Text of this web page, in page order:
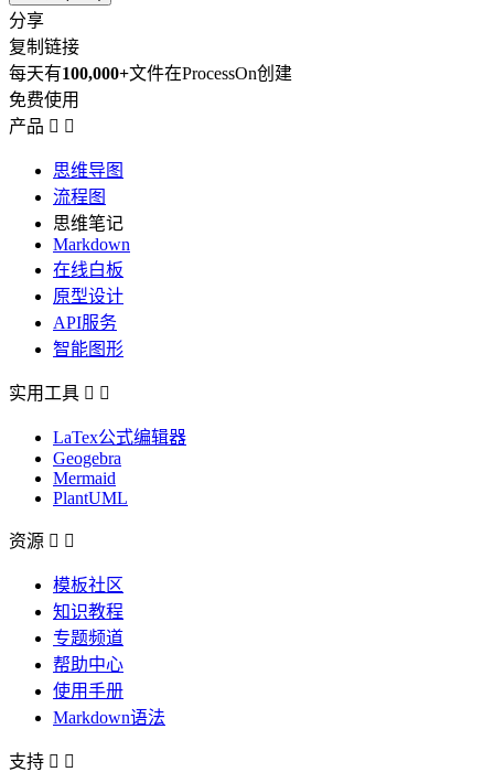
分享
复制链接
每天有100,000+文件在ProcessOn创建
免费使用
产品  
思维导图
流程图
思维笔记
Markdown
在线白板
原型设计
API服务
智能图形
实用工具  
LaTex公式编辑器
Geogebra
Mermaid
PlantUML
资源  
模板社区
知识教程
专题频道
帮助中心
使用手册
Markdown语法
支持  